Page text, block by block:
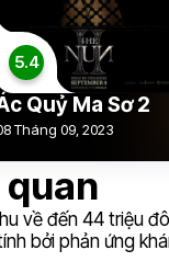
5.4
Quỷ Ma Sơ 2
Tháng 09, 2023
quan